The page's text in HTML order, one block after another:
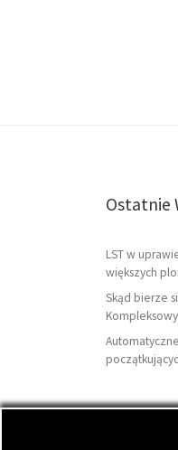
Ostatnie
LST w
większych
Skąd bierze